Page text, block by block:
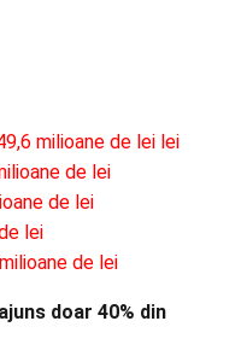
milioane de lei lei
de lei
de lei
lei
de lei
doar 40% din